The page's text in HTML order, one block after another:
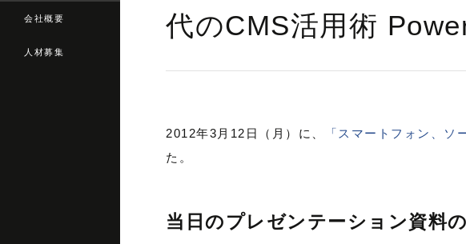
会社概要
人材募集
代のCMS活用術
2012年3月12日（月）に、 「スマートフォン、
た。
当日のプレゼンテーション資料